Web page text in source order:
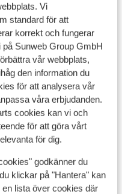
Vi
standard för att
korrekt och fungerar
Sunweb Group GmbH
vår webbplats,
den information du
för att analysera vår
våra erbjudanden.
cookies kan vi och
för att göra vårt
för dig.
godkänner du
klickar på "Hantera" kan
lista över cookies där
barer finns på
sydkust